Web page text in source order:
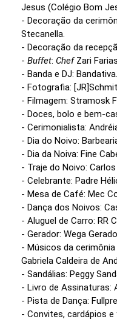
Jesus (Colégio Bom
- Decoração da
Stecanella.
- Decoração da
- Buffet: ChefZari
- Banda e DJ: Bandativa.
- Fotografia:
- Filmagem: Stramosk
- Doces, bolo e bem-
- Cerimonialista:
- Dia do Noivo:
- Dia da Noiva: Fine
- Traje do Noivo:
- Celebrante: Padre
- Mesa de Café: Mec
- Dança dos Noivos:
- Aluguel de Carro: RR
- Gerador: Wega
- Músicos da
Gabriela Caldeira de
- Sandálias: Peggy
- Livro de Assinaturas:
- Pista de Dança:
- Convites, cardápios e